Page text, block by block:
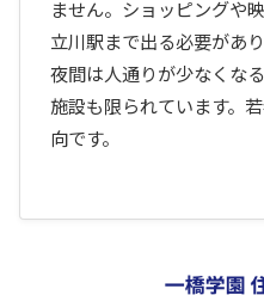
ません。ショッピングや
立川駅まで出る必要があり
夜間は人通りが少なくな
施設も限られています。
向です。